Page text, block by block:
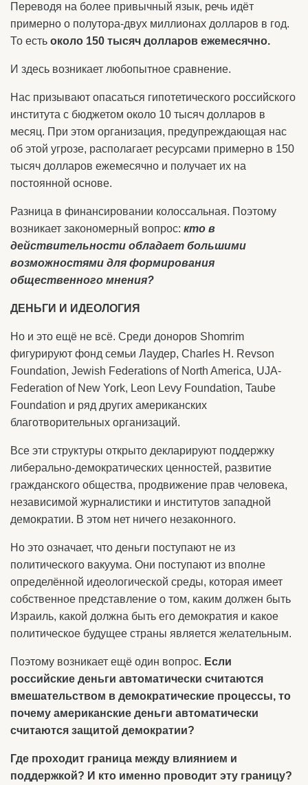
Переводя на более привычный язык, речь идёт
примерно о полутора-двух миллионах долларов в год.
То есть около 150 тысяч долларов ежемесячно.
И здесь возникает любопытное сравнение.
Нас призывают опасаться гипотетического российского
института с бюджетом около 10 тысяч долларов в
месяц. При этом организация, предупреждающая нас
об этой угрозе, располагает ресурсами примерно в 150
тысяч долларов ежемесячно и получает их на
постоянной основе.
Разница в финансировании колоссальная. Поэтому
возникает закономерный вопрос: кто в
действительности обладает большими
возможностями для формирования
общественного мнения?
ДЕНЬГИ И ИДЕОЛОГИЯ
Но и это ещё не всё. Среди доноров Shomrim
фигурируют фонд семьи Лаудер, Charles H. Revson
Foundation, Jewish Federations of North America, UJA-
Federation of New York, Leon Levy Foundation, Taube
Foundation и ряд других американских
благотворительных организаций.
Все эти структуры открыто декларируют поддержку
либерально-демократических ценностей, развитие
гражданского общества, продвижение прав человека,
независимой журналистики и институтов западной
демократии. В этом нет ничего незаконного.
Но это означает, что деньги поступают не из
политического вакуума. Они поступают из вполне
определённой идеологической среды, которая имеет
собственное представление о том, каким должен быть
Израиль, какой должна быть его демократия и какое
политическое будущее страны является желательным.
Поэтому возникает ещё один вопрос. Если
российские деньги автоматически считаются
вмешательством в демократические процессы, то
почему американские деньги автоматически
считаются защитой демократии?
Где проходит граница между влиянием и
поддержкой? И кто именно проводит эту границу?